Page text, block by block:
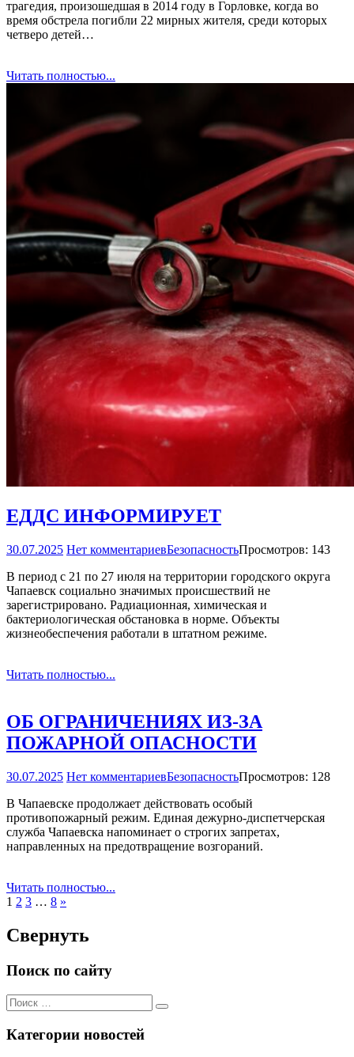
трагедия, произошедшая в 2014 году в Горловке, когда во
время обстрела погибли 22 мирных жителя, среди которых
четверо детей…
Читать полностью...
ЕДДС ИНФОРМИРУЕТ
30.07.2025 Нет комментариевБезопасностьПросмотров: 143
В период с 21 по 27 июля на территории городского округа
Чапаевск социально значимых происшествий не
зарегистрировано. Радиационная, химическая и
бактериологическая обстановка в норме. Объекты
жизнеобеспечения работали в штатном режиме.
Читать полностью...
ОБ ОГРАНИЧЕНИЯХ ИЗ­-ЗА
ПОЖАРНОЙ ОПАСНОСТИ
30.07.2025 Нет комментариевБезопасностьПросмотров: 128
В Чапаевске продолжает действовать особый
противопожарный режим. Единая дежурно-диспетчерская
служба Чапаевска напоминает о строгих запретах,
направленных на предотвращение возгораний.
Читать полностью...
1 2 3 … 8 Следующие
»
Свернуть
Поиск по сайту
Поиск
для:
Поиск
Категории новостей